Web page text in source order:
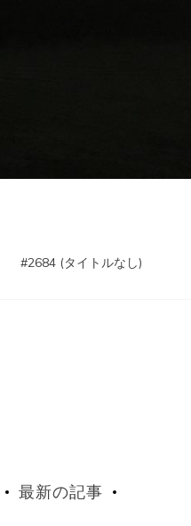
#2684 (タイトルなし)
最新の記事